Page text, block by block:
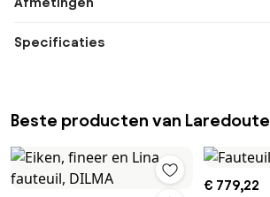
Specificaties
Beste producten van Laredoute
€ 779,22